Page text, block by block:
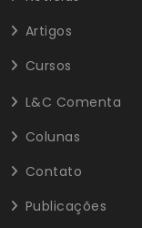
Artigos
Cursos
L&C Comenta
Colunas
Contato
Publicações